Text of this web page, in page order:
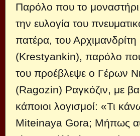
Παρόλο που το μοναστήρι
την ευλογία του
πατέρα, του
(Krestyankin), παρόλο
του προέβλεψε ο Γέρων
(Ragozin) Ραγκόζιν, με
κάποιοι λογισμοί: «Τι
Miteinaya Gora; Μήπως